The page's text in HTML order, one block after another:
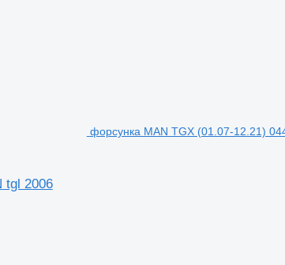
форсунка MAN TGX (01.07-12.21)
tgl 2006